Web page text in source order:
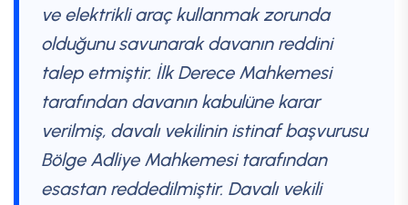
ve elektrikli araç kullanmak zorunda
olduğunu savunarak davanın reddini
talep etmiştir. İlk Derece Mahkemesi
tarafından davanın kabulüne karar
verilmiş, davalı vekilinin istinaf başvurusu
Bölge Adliye Mahkemesi tarafından
esastan reddedilmiştir. Davalı vekili